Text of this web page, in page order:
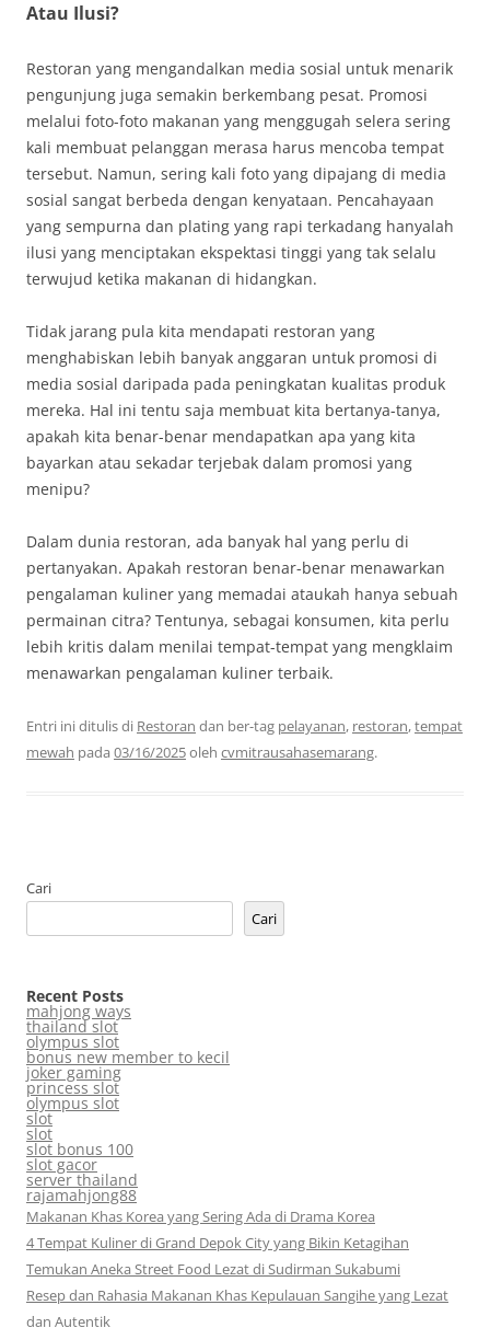
Atau Ilusi?
Restoran yang mengandalkan media sosial untuk menarik
pengunjung juga semakin berkembang pesat. Promosi
melalui foto-foto makanan yang menggugah selera sering
kali membuat pelanggan merasa harus mencoba tempat
tersebut. Namun, sering kali foto yang dipajang di media
sosial sangat berbeda dengan kenyataan. Pencahayaan
yang sempurna dan plating yang rapi terkadang hanyalah
ilusi yang menciptakan ekspektasi tinggi yang tak selalu
terwujud ketika makanan di hidangkan.
Tidak jarang pula kita mendapati restoran yang
menghabiskan lebih banyak anggaran untuk promosi di
media sosial daripada pada peningkatan kualitas produk
mereka. Hal ini tentu saja membuat kita bertanya-tanya,
apakah kita benar-benar mendapatkan apa yang kita
bayarkan atau sekadar terjebak dalam promosi yang
menipu?
Dalam dunia restoran, ada banyak hal yang perlu di
pertanyakan. Apakah restoran benar-benar menawarkan
pengalaman kuliner yang memadai ataukah hanya sebuah
permainan citra? Tentunya, sebagai konsumen, kita perlu
lebih kritis dalam menilai tempat-tempat yang mengklaim
menawarkan pengalaman kuliner terbaik.
Entri ini ditulis di Restoran dan ber-tag pelayanan, restoran,tempat
mewah pada 03/16/2025oleh cvmitrausahasemarang.
Cari
Cari
Recent Posts
mahjong ways
thailand slot
olympus slot
bonus new member to kecil
joker gaming
princess slot
olympus slot
slot
slot
slot bonus 100
slot gacor
server thailand
rajamahjong88
Makanan Khas Korea yang Sering Ada di Drama Korea
4 Tempat Kuliner di Grand Depok City yang Bikin Ketagihan
Temukan Aneka Street Food Lezat di Sudirman Sukabumi
Resep dan Rahasia Makanan Khas Kepulauan Sangihe yang Lezat
dan Autentik